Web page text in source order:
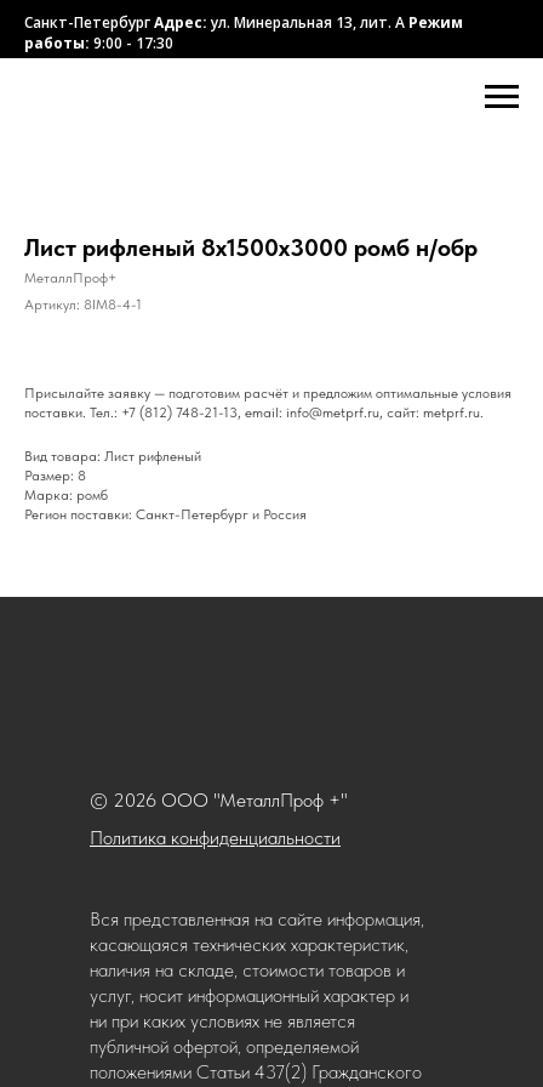
Санкт-ПетербургАдрес:ул. Минеральная 13, лит. А Режим
работы: 9:00 - 17:30
Лист рифленый 8х1500х3000 ромб н/обр
МеталлПроф+
Артикул: 8IM8-4-1
Присылайте заявку — подготовим расчёт и предложим оптимальные условия
поставки. Тел.: +7 (812) 748-21-13, email: info@metprf.ru, сайт: metprf.ru.
Вид товара: Лист рифленый
Размер: 8
Марка: ромб
Регион поставки: Санкт-Петербург и Россия
Политика конфиденциальности
© 2026 ООО "МеталлПроф +"
Вся представленная на сайте информация,
касающаяся технических характеристик,
наличия на складе, стоимости товаров и
услуг, носит информационный характер и
ни при каких условиях не является
публичной офертой, определяемой
положениями Статьи 437(2) Гражданского